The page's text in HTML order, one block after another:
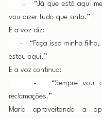
-   “Já que está aqui me
vou dizer tudo que sinto.”
E a voz diz:
-   “Faça isso minha filha,
estou aqui.”
E a voz continua:
-   “Sempre vou
reclamações.”
Maria aproveitando a